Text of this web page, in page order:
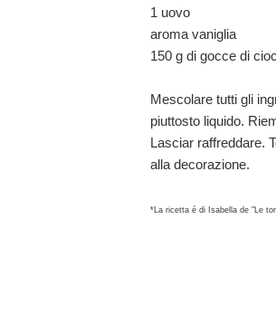
1 uovo
aroma vaniglia
150 g di gocce di
Mescolare tutti gli
piuttosto liquido.
Lasciar raffreddare.
alla decorazione.
*La ricetta é di Isabella de "Le